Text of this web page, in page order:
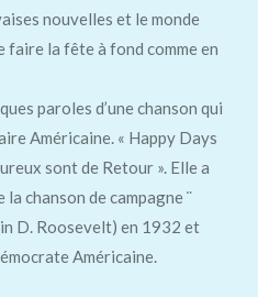
nouvelles et le monde
faire la fête à fond comme en
paroles d’une chanson qui
Américaine. « Happy Days
sont de Retour ». Elle a
chanson de campagne ¨
D. Roosevelt) en 1932 et
Américaine.